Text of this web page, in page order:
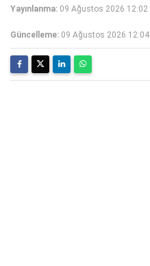
Yayınlanma: 09 Ağustos 2026 12:02
Güncelleme: 09 Ağustos 2026 12:04